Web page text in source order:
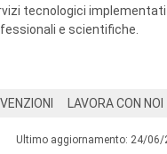
tecnologici implementati
e scientifiche.
LAVORA CON NOI
Ultimo aggiornamento: 24/06/